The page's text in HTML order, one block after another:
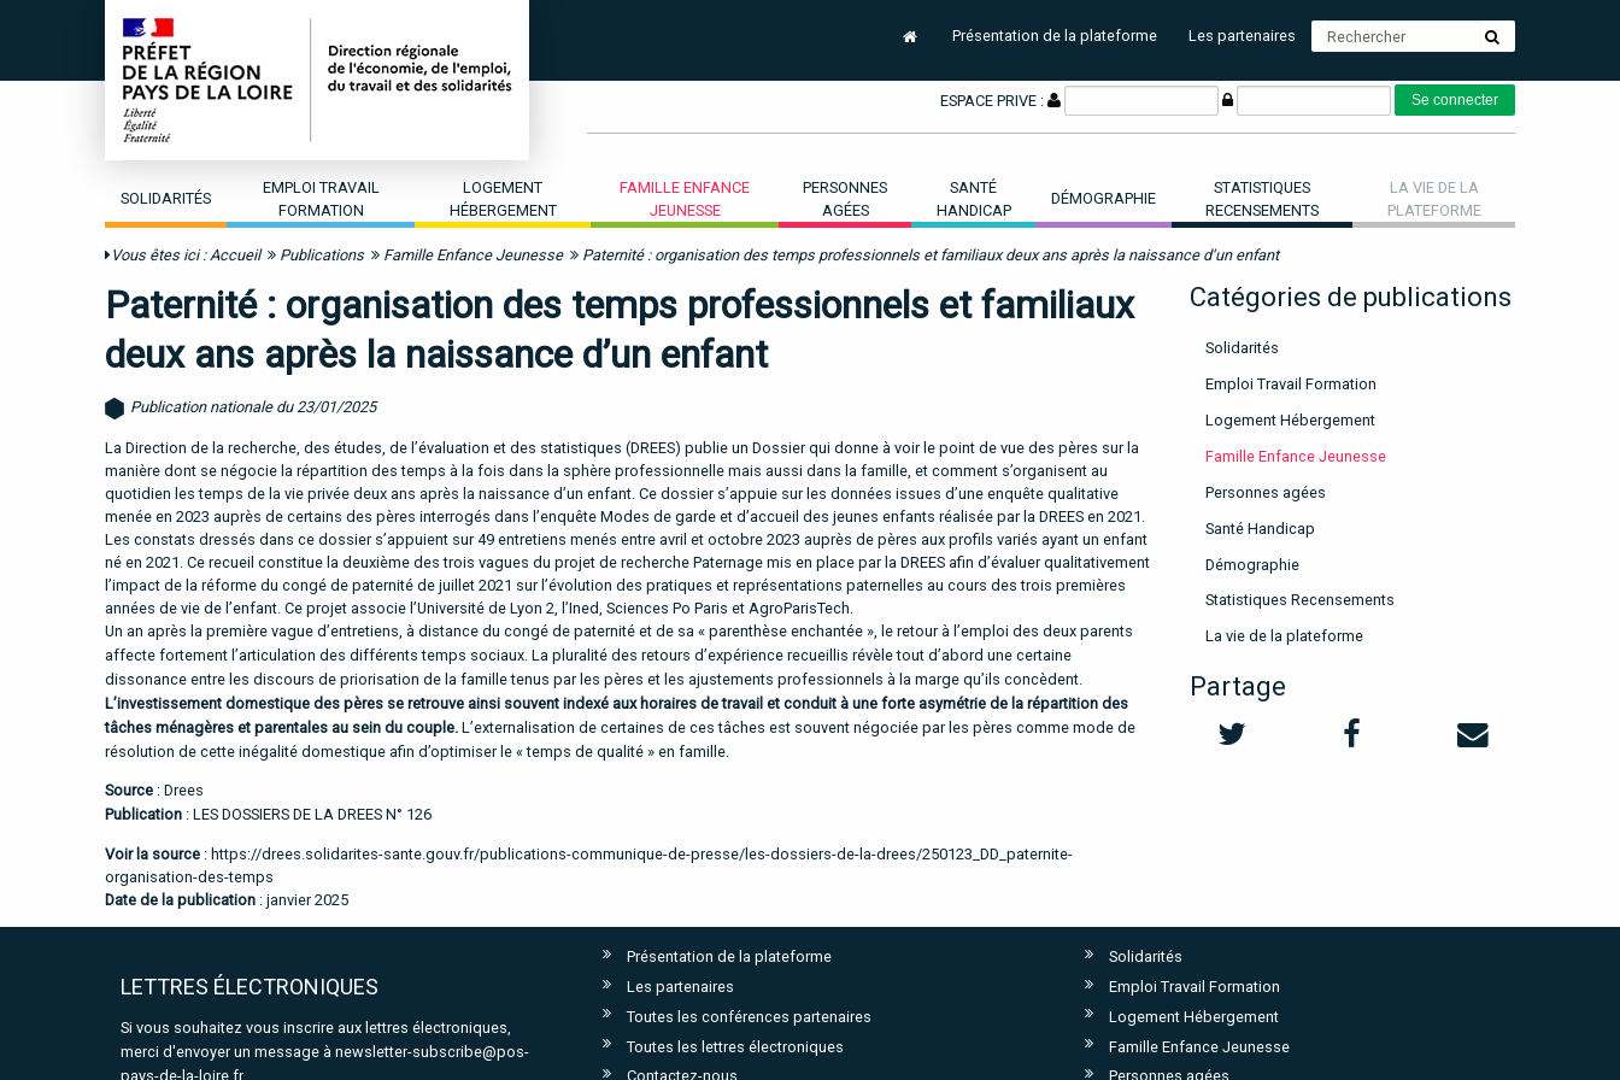
Présentation de la plateforme Les partenaires
ESPACE PRIVE :
SOLIDARITÉS
EMPLOI TRAVAIL
FORMATION
LOGEMENT
HÉBERGEMENT
FAMILLE ENFANCE
JEUNESSE
PERSONNES
AGÉES
SANTÉ
HANDICAP
DÉMOGRAPHIE
STATISTIQUES
RECENSEMENTS
LA VIE DE LA
PLATEFORME
Vous êtes ici : Accueil Publications Famille Enfance Jeunesse Paternité : organisation des temps professionnels et familiaux deux ans après la naissance d’un enfant
Paternité : organisation des temps professionnels et familiaux
deux ans après la naissance d’un enfant
Publication nationale du 23/01/2025
La Direction de la recherche, des études, de l’évaluation et des statistiques (DREES) publie un Dossier qui donne à voir le point de vue des pères sur la
manière dont se négocie la répartition des temps à la fois dans la sphère professionnelle mais aussi dans la famille, et comment s’organisent au
quotidien les temps de la vie privée deux ans après la naissance d’un enfant. Ce dossier s’appuie sur les données issues d’une enquête qualitative
menée en 2023 auprès de certains des pères interrogés dans l’enquête Modes de garde et d’accueil des jeunes enfants réalisée par la DREES en 2021.
Les constats dressés dans ce dossier s’appuient sur 49 entretiens menés entre avril et octobre 2023 auprès de pères aux profils variés ayant un enfant
né en 2021. Ce recueil constitue la deuxième des trois vagues du projet de recherche Paternage mis en place par la DREES afin d’évaluer qualitativement
l’impact de la réforme du congé de paternité de juillet 2021 sur l’évolution des pratiques et représentations paternelles au cours des trois premières
années de vie de l’enfant. Ce projet associe l’Université de Lyon 2, l’Ined, Sciences Po Paris et AgroParisTech.
Un an après la première vague d’entretiens, à distance du congé de paternité et de sa « parenthèse enchantée », le retour à l’emploi des deux parents
affecte fortement l’articulation des différents temps sociaux. La pluralité des retours d’expérience recueillis révèle tout d’abord une certaine
dissonance entre les discours de priorisation de la famille tenus par les pères et les ajustements professionnels à la marge qu’ils concèdent.
L’investissement domestique des pères se retrouve ainsi souvent indexé aux horaires de travail et conduit à une forte asymétrie de la répartition des
tâches ménagères et parentales au sein du couple. L’externalisation de certaines de ces tâches est souvent négociée par les pères comme mode de
résolution de cette inégalité domestique afin d’optimiser le « temps de qualité » en famille.
Source : Drees
Publication : LES DOSSIERS DE LA DREES N° 126
Voir la source : https://drees.solidarites-sante.gouv.fr/publications-communique-de-presse/les-dossiers-de-la-drees/250123_DD_paternite-
organisation-des-temps
Date de la publication : janvier 2025
Catégories de publications
Solidarités
Emploi Travail Formation
Logement Hébergement
Famille Enfance Jeunesse
Personnes agées
Santé Handicap
Démographie
Statistiques Recensements
La vie de la plateforme
Partage
LETTRES ÉLECTRONIQUES
Si vous souhaitez vous inscrire aux lettres électroniques,
merci d'envoyer un message à newsletter-subscribe@pos-
pays-de-la-loire.fr
Présentation de la plateforme
Les partenaires
Toutes les conférences partenaires
Toutes les lettres électroniques
Contactez-nous
Solidarités
Emploi Travail Formation
Logement Hébergement
Famille Enfance Jeunesse
Personnes agées